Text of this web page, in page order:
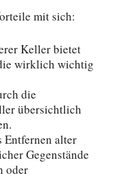
mit sich:
Keller bietet
wirklich wichtig
die
übersichtlich
Entfernen alter
Gegenstände
oder